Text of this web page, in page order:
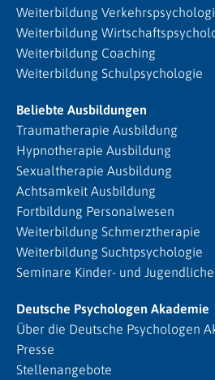
Weiterbildung
Weiterbildung
Weiterbildung Coaching
Weiterbildung Schulpsychologie
Beliebte Ausbildungen
Traumatherapie Ausbildung
Hypnotherapie Ausbildung
Sexualtherapie Ausbildung
Achtsamkeit Ausbildung
Fortbildung Personalwesen
Weiterbildung Schmerztherapie
Weiterbildung Suchtpsychologie
Seminare Kinder- und
Deutsche Psychologen Akademie
Über die Deutsche Psychologen
Presse
Stellenangebote